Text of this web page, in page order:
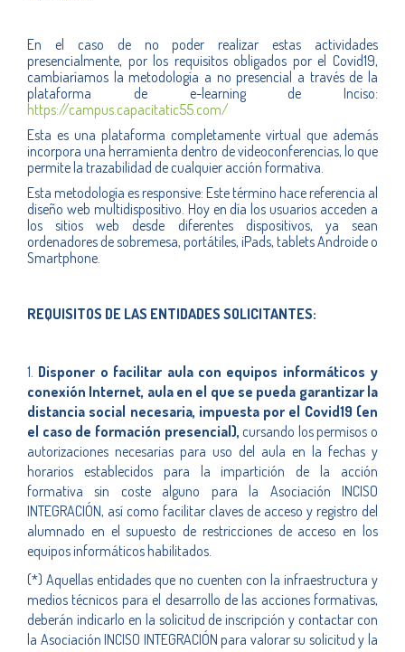
En el caso de no poder realizar estas actividades
presencialmente, por los requisitos obligados por el Covid19,
cambiaríamos la metodología a no presencial a través de la
plataforma de e-learning de Inciso:
https://campus.capacitatic55.com/
Esta es una plataforma completamente virtual que además
incorpora una herramienta dentro de videoconferencias, lo que
permite la trazabilidad de cualquier acción formativa.
Esta metodología es responsive: Este término hace referencia al
diseño web multidispositivo. Hoy en día los usuarios acceden a
los sitios web desde diferentes dispositivos, ya sean
ordenadores de sobremesa, portátiles, iPads, tablets Androide o
Smartphone.
REQUISITOS DE LAS ENTIDADES SOLICITANTES:
1. Disponer o facilitar aula con equipos informáticos y
conexión Internet, aula en el que se pueda garantizar la
distancia social necesaria, impuesta por el Covid19 (en
el caso de formación presencial),cursando los permisos o
autorizaciones necesarias para uso del aula en la fechas y
horarios establecidos para la impartición de la acción
formativa sin coste alguno para la Asociación INCISO
INTEGRACIÓN, así como facilitar claves de acceso y registro del
alumnado en el supuesto de restricciones de acceso en los
equipos informáticos habilitados.
(*) Aquellas entidades que no cuenten con la infraestructura y
medios técnicos para el desarrollo de las acciones formativas,
deberán indicarlo en la solicitud de inscripción y contactar con
la Asociación INCISO INTEGRACIÓN para valorar su solicitud y la